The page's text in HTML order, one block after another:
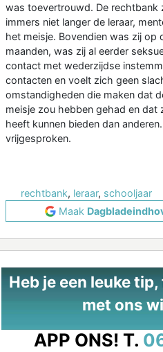
was toevertrouwd. De rechtbank
immers niet langer de leraar,
het meisje. Bovendien was zij op
maanden, was zij al eerder
contact met wederzijdse
contacten en voelt zich geen
omstandigheden die maken dat
meisje zou hebben gehad en dat
heeft kunnen bieden dan
vrijgesproken.
rechtbank, leraar, schooljaar
Maak
Heb je een leuke
met ons
APP ONS! T.